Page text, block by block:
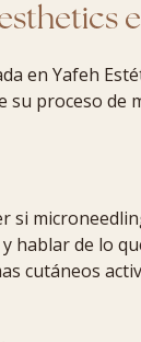
en Yafeh
su proceso de
si
hablar de lo
cutáneos